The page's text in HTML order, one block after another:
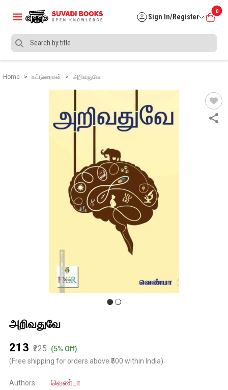
Sign In/Register
0
Home கட்டுரைகள் அறிவதுவே
அறிவதுவே
₹213 ₹225 (5% Off)
(Free shipping for orders above ₹500 within India)
Authors வெண்பா